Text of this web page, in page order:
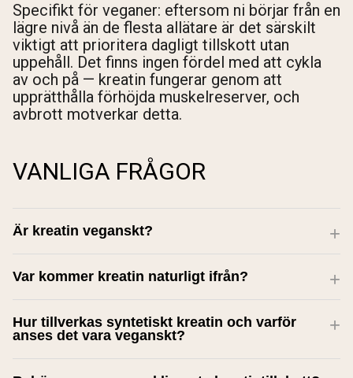
Specifikt för veganer: eftersom ni börjar från en
lägre nivå än de flesta allätare är det särskilt
viktigt att prioritera dagligt tillskott utan
uppehåll. Det finns ingen fördel med att cykla
av och på — kreatin fungerar genom att
upprätthålla förhöjda muskelreserver, och
avbrott motverkar detta.
VANLIGA FRÅGOR
Är kreatin veganskt?
Var kommer kreatin naturligt ifrån?
Hur tillverkas syntetiskt kreatin och varför
anses det vara veganskt?